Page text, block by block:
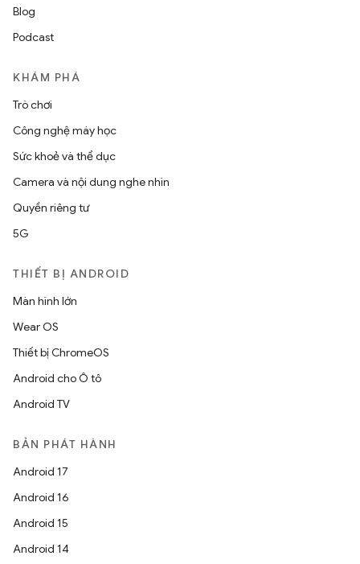
Blog
Podcast
KHÁM PHÁ
Trò chơi
Công nghệ máy học
Sức khoẻ và thể dục
Camera và nội dung nghe nhìn
Quyền riêng tư
5G
THIẾT BỊ ANDROID
Màn hình lớn
Wear OS
Thiết bị ChromeOS
Android cho Ô tô
Android TV
BẢN PHÁT HÀNH
Android 17
Android 16
Android 15
Android 14